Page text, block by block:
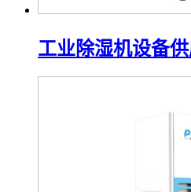
工业除湿机设备供